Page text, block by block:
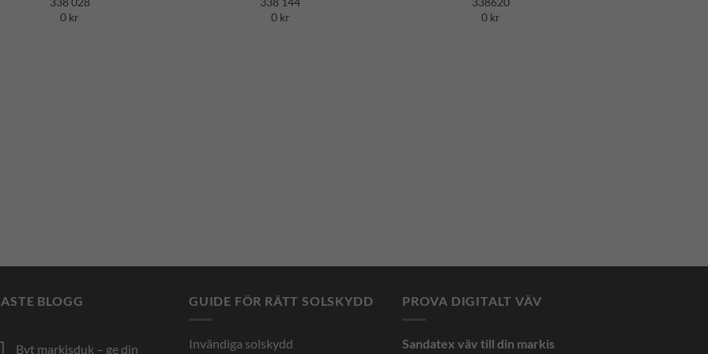
0 kr
0 kr
0 kr
BLOGG
Byt markisduk – ge din
GUIDE FÖR RÄTT SOLSKYDD
Invändiga solskydd
PROVA DIGITALT VÄV
Sandatex väv till din markis